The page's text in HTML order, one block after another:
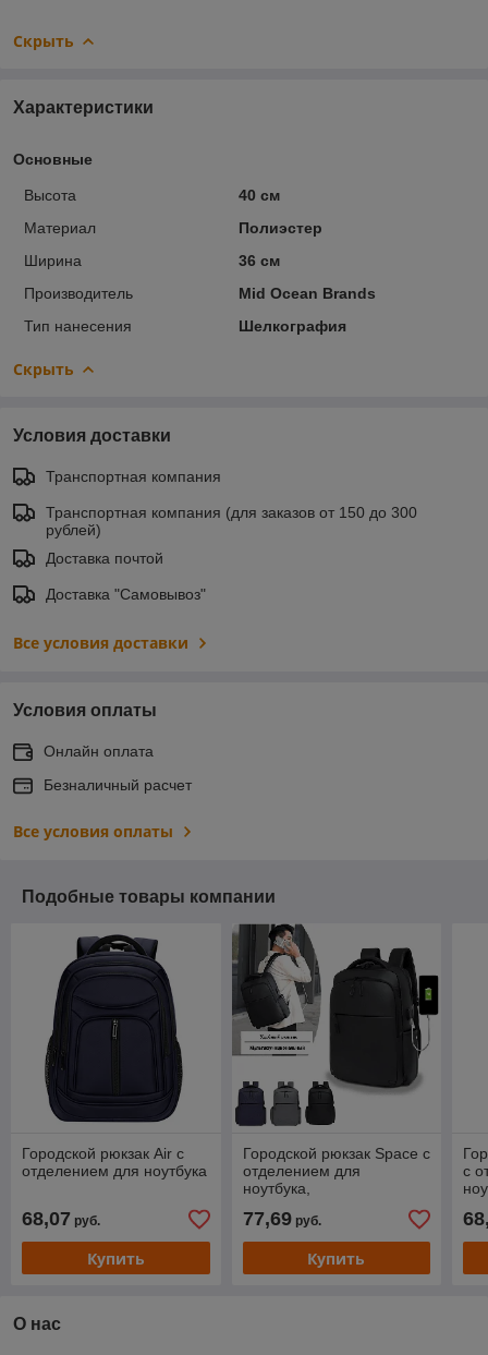
Скрыть
Характеристики
Основные
Высота
40 см
Материал
Полиэстер
Ширина
36 см
Производитель
Mid Ocean Brands
Тип нанесения
Шелкография
Скрыть
Условия доставки
Транспортная компания
Транспортная компания (для заказов от 150 до 300
рублей)
Доставка почтой
Доставка "Самовывоз"
Все условия доставки
Условия оплаты
Онлайн оплата
Безналичный расчет
Все условия оплаты
Подобные товары компании
Городской рюкзак Air с
отделением для ноутбука
68,07 руб.
Купить
Городской рюкзак Space с
отделением для
ноутбука,
77,69руб.
Купить
с
О нас